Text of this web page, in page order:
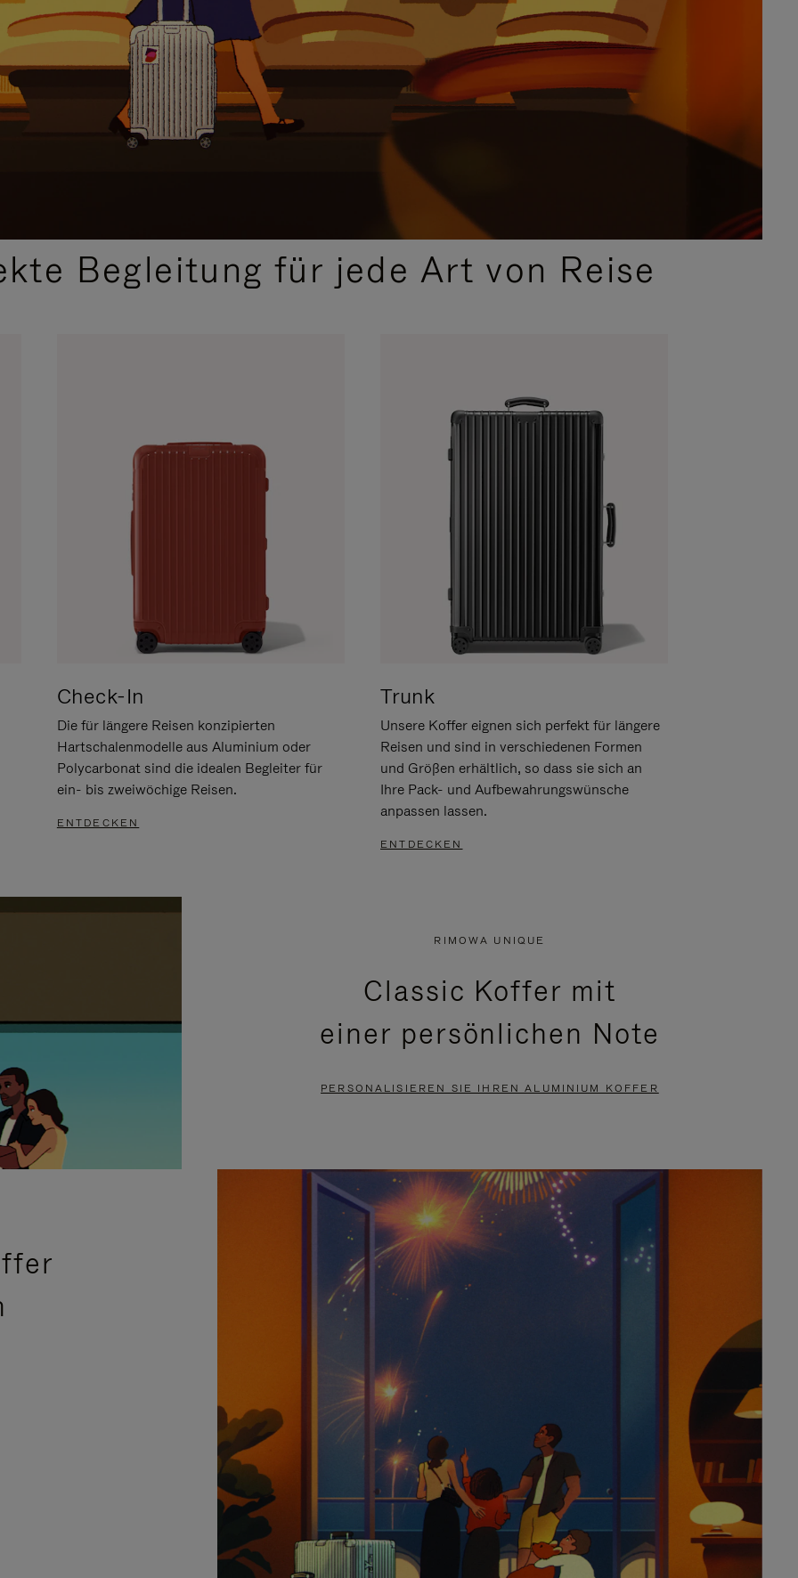
Begleitung für jede Art von Reise
Check-In
Die für längere Reisen konzipierten
Hartschalenmodelle aus Aluminium oder
Polycarbonat sind die idealen Begleiter für
ein- bis zweiwöchige Reisen.
ENTDECKEN
Trunk
Unsere Koffer eignen sich perfekt für längere
Reisen und sind in verschiedenen Formen
und Größen erhältlich, so dass sie sich an
Ihre Pack- und Aufbewahrungswünsche
anpassen lassen.
ENTDECKEN
RIMOWA UNIQUE
Classic Koffer mit
einer persönlichen Note
PERSONALISIEREN SIE IHREN ALUMINIUM KOFFER